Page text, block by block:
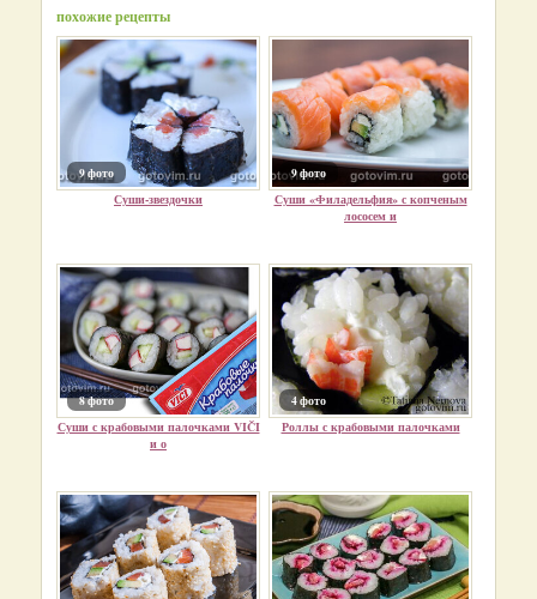
похожие рецепты
9 фото
Суши-звездочки
9 фото
Суши «Филадельфия» с копченым
лососем и
8 фото
Суши с крабовыми палочками VIČI
и о
4 фото
Роллы с крабовыми палочками